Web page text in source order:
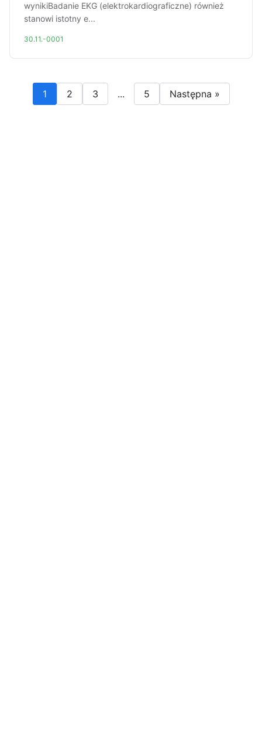
wynikiBadanie EKG (elektrokardiograficzne) również
stanowi istotny e...
30.11.-0001
1 2 3 ... 5 Następna »